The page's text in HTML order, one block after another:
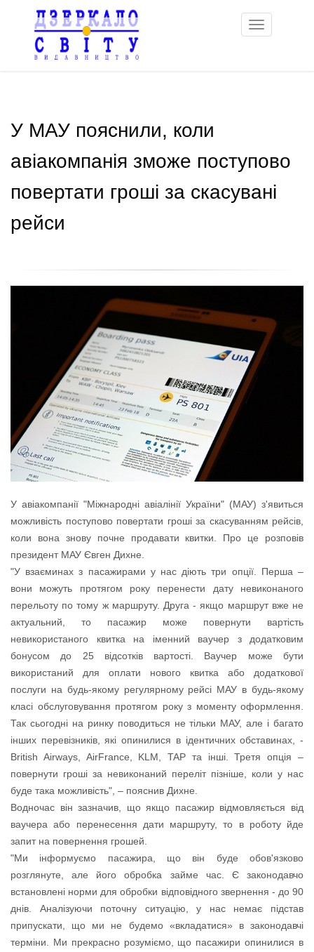
Toggle
navigation
У МАУ пояснили, коли
авіакомпанія зможе поступово
повертати гроші за скасувані
рейси
У авіакомпанії "Міжнародні авіалінії України" (МАУ) з'явиться
можливість поступово повертати гроші за скасуванням рейсів,
коли вона знову почне продавати квитки. Про це розповів
президент МАУ Євген Дихне.
"У взаєминах з пасажирами у нас діють три опції. Перша –
вони можуть протягом року перенести дату невиконаного
перельоту по тому ж маршруту. Друга - якщо маршрут вже не
актуальний, то пасажир може повернути вартість
невикористаного квитка на іменний ваучер з додатковим
бонусом до 25 відсотків вартості. Ваучер може бути
використаний для оплати нового квитка або додаткової
послуги на будь-якому регулярному рейсі МАУ в будь-якому
класі обслуговування протягом року з моменту оформлення.
Так сьогодні на ринку поводиться не тільки МАУ, але і багато
інших перевізників, які опинилися в ідентичних обставинах, -
British Airways, AirFrance, KLM, TAP та інші. Третя опція –
повернути гроші за невиконаний переліт пізніше, коли у нас
буде така можливість", – пояснив Дихне.
Водночас він зазначив, що якщо пасажир відмовляється від
ваучера або перенесення дати маршруту, то в роботу йде
запит на повернення грошей.
"Ми інформуємо пасажира, що він буде обов'язково
розглянуте, але його обробка займе час. Є законодавчо
встановлені норми для обробки відповідного звернення - до 90
днів. Аналізуючи поточну ситуацію, у нас немає підстав
припускати, що ми не будемо «вкладатися» в законодавчі
терміни. Ми прекрасно розуміємо, що пасажири опинилися в